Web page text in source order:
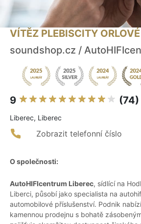
VÍTĚZ PLEBISCITY ORLOVÉ
soundshop.cz /
9 (74)
Liberec, Liberec
Zobrazit telefonní číslo
O společnosti:
AutoHIFIcentrum Liberec, sídlící na
Liberci, působí jako specialista na
automobilové příslušenství. Podnik
kamennou prodejnu s bohatě